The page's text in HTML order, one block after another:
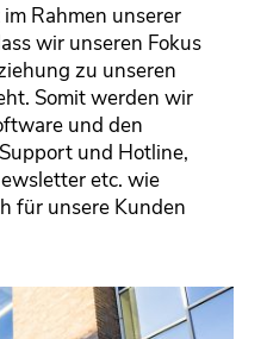
Rahmen unserer
wir unseren Fokus
zu unseren
Somit werden wir
und den
und Hotline,
etc. wie
für unsere Kunden